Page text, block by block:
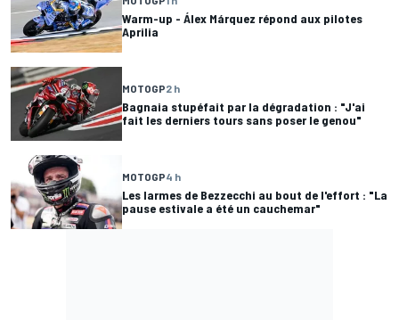
Warm-up - Álex Márquez répond aux pilotes
Aprilia
MOTOGP2 h
Bagnaia stupéfait par la dégradation : "J'ai
fait les derniers tours sans poser le genou"
MOTOGP4 h
Les larmes de Bezzecchi au bout de l'effort : "La
pause estivale a été un cauchemar"